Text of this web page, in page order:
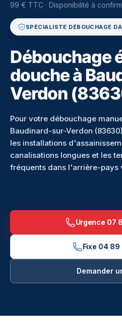
99 € TTC · Disponibilité à
SPÉCIALISTE DÉBOUCHAGE
Débouchage
douche à
Verdon
Pour votre débouchage
Baudinard-sur-Verdon
les installations
canalisations longues et les
fréquents dans l'arrière-pays
Urgence 07
Fixe 04 89
Demander